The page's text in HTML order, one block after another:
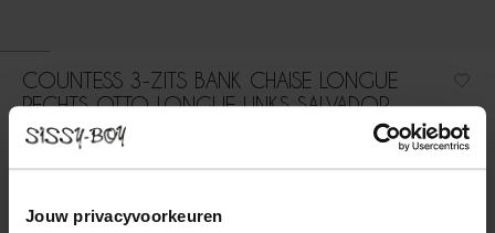
Jouw privacyvoorkeuren
COUNTESS 3-ZITS BANK CHAISE LONGUE
RECHTS OTTO LONGUE LINKS SALVADOR
BROWN
3-zits bank chaise longue rechts otto longue links uit de